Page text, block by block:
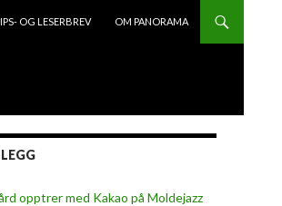
OG LESERBREV OM PANORAMA
opptrer med Kakao på Moldejazz